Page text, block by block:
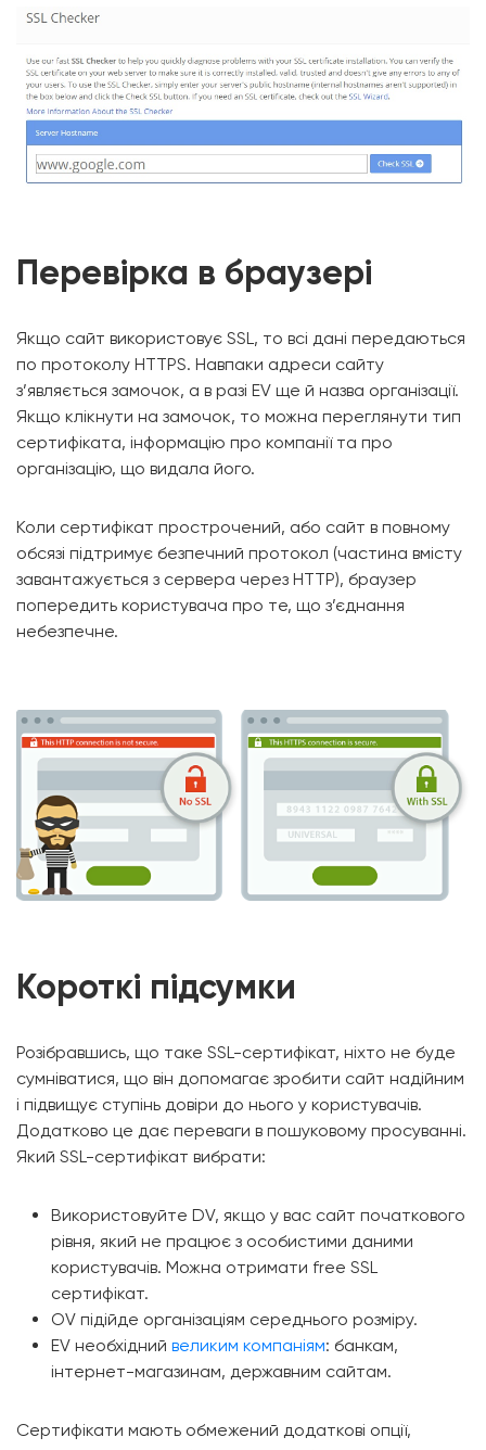
Перевірка в браузері
Якщо сайт використовує SSL, то всі дані передаються
по протоколу HTTPS. Навпаки адреси сайту
з’являється замочок, а в разі EV ще й назва організації.
Якщо клікнути на замочок, то можна переглянути тип
сертифіката, інформацію про компанії та про
організацію, що видала його.
Коли сертифікат прострочений, або сайт в повному
обсязі підтримує безпечний протокол (частина вмісту
завантажується з сервера через HTTP), браузер
попередить користувача про те, що з’єднання
небезпечне.
Короткі підсумки
Розібравшись, що таке SSL-сертифікат, ніхто не буде
сумніватися, що він допомагає зробити сайт надійним
і підвищує ступінь довіри до нього у користувачів.
Додатково це дає переваги в пошуковому просуванні.
Який SSL-сертифікат вибрати:
Використовуйте DV, якщо у вас сайт початкового
рівня, який не працює з особистими даними
користувачів. Можна отримати free SSL
сертифікат.
OV підійде організаціям середнього розміру.
EV необхідний великим компаніям: банкам,
інтернет-магазинам, державним сайтам.
Сертифікати мають обмежений додаткові опції,